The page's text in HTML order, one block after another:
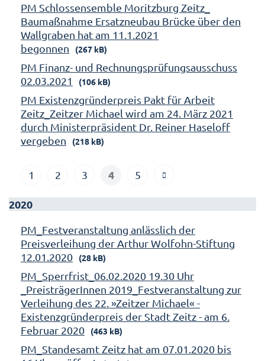
PM Schlossensemble Moritzburg Zeitz_
Baumaßnahme Ersatzneubau Brücke über den
Wallgraben hat am 11.1.2021
begonnen
(267 kB)
PM Finanz- und Rechnungsprüfungsausschuss
02.03.2021
(106 kB)
PM Existenzgründerpreis Pakt für Arbeit
Zeitz_Zeitzer Michael wird am 24. März 2021
durch Ministerpräsident Dr. Reiner Haseloff
vergeben
(218 kB)
1 2 3 4 5
2020
PM_Festveranstaltung anlässlich der
Preisverleihung der Arthur Wolfohn-Stiftung
12.01.2020
(28 kB)
PM_Sperrfrist_06.02.2020 19.30 Uhr
_PreisträgerInnen 2019_Festveranstaltung zur
Verleihung des 22. »Zeitzer Michael« -
Existenzgründerpreis der Stadt Zeitz - am 6.
Februar 2020
(463 kB)
PM_Standesamt Zeitz hat am 07.01.2020 bis